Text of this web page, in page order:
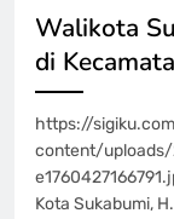
Walikota
di
https://
content/uploads/
Kota Sukabumi,